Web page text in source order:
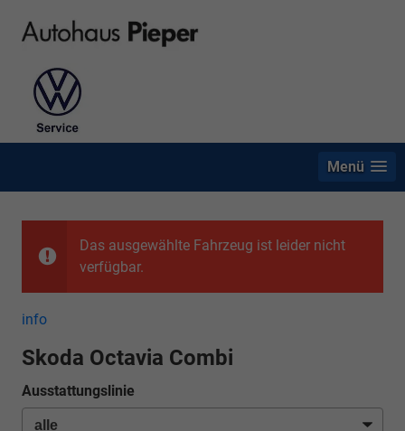
Menü
Das ausgewählte Fahrzeug ist leider nicht
verfügbar.
info
Skoda Octavia Combi
Ausstattungslinie